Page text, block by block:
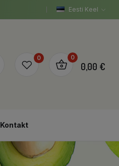
Eesti Keel
0 0
0,00 €
Kontakt